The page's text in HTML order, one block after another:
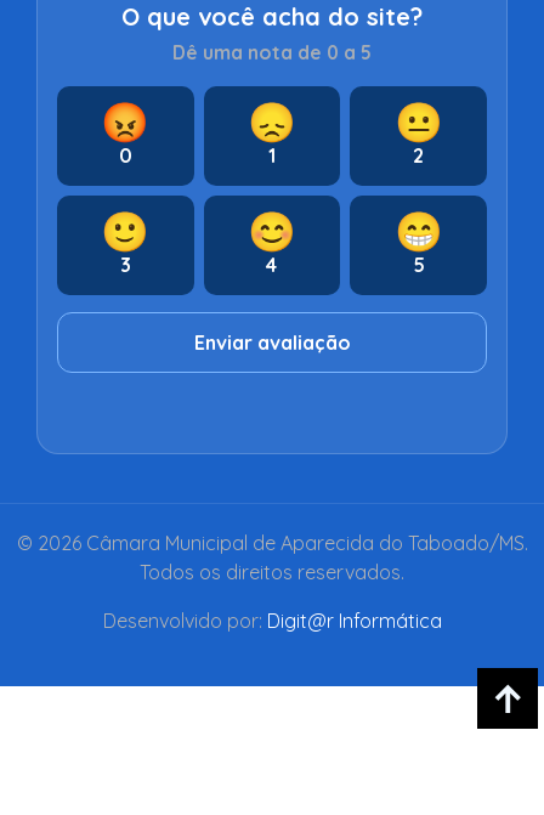
O que você acha do site?
Dê uma nota de 0 a 5
😡
0
😞
1
😐
2
🙂
3
😊
4
😁
5
Enviar avaliação
© 2026 Câmara Municipal de Aparecida do Taboado/MS.
Todos os direitos reservados.
Desenvolvido por: Digit@r Informática